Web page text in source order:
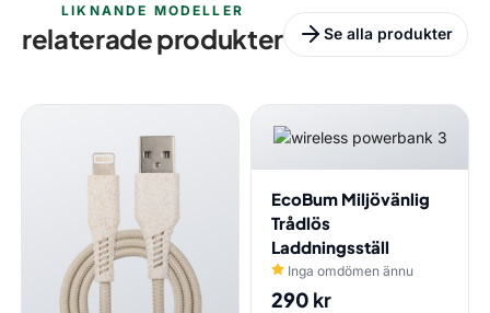
LIKNANDE MODELLER
relaterade produkter Se alla produkter
EcoBum Miljövänlig
Trådlös
Laddningsställ
Inga omdömen ännu
290 kr